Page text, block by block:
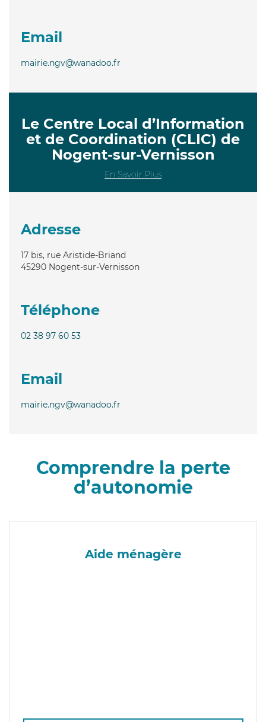
Email
mairie.ngv@wanadoo.fr
Le Centre Local d’Information
et de Coordination (CLIC) de
Nogent-sur-Vernisson
En Savoir Plus
Adresse
17 bis, rue Aristide-Briand
45290 Nogent-sur-Vernisson
Téléphone
02 38 97 60 53
Email
mairie.ngv@wanadoo.fr
Comprendre la perte
d’autonomie
Aide ménagère